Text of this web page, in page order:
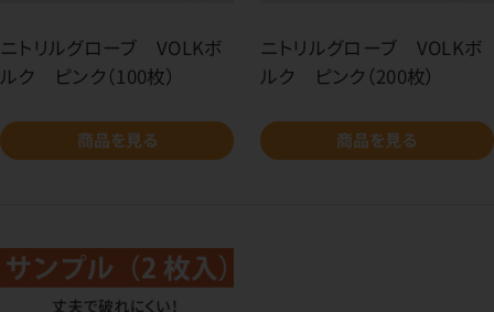
ニトリルグローブ VOLKボ
ルク ピンク（100枚）
商品を見る
ニトリルグローブ VOLKボ
ルク ピンク（200枚）
商品を見る